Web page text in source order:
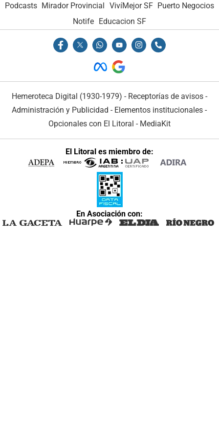
Podcasts Mirador Provincial VivíMejor SF Puerto Negocios
Notife Educacion SF
Hemeroteca Digital (1930-1979) - Receptorías de avisos -
Administración y Publicidad - Elementos institucionales -
Opcionales con El Litoral - MediaKit
El Litoral es miembro de:
En Asociación con: